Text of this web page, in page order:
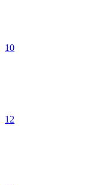
10
12